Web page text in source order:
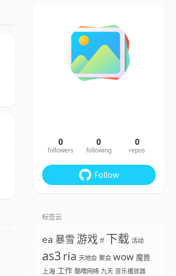
0
followers
0
following
0
repos
Follow
标签云
ea 暴雪 游戏 ff 下载 活动
as3 ria 天地会 聚会 wow 魔兽
上海 工作 酷噜网络 九天 音乐播放器